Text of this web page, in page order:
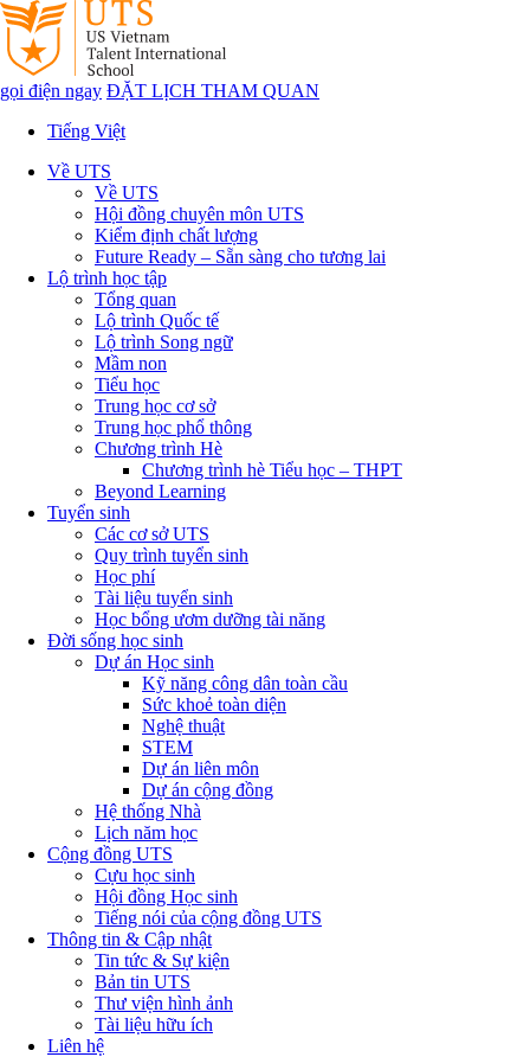
gọi điện ngay ĐẶT LỊCH THAM QUAN
Tiếng Việt
Về UTS
Về UTS
Hội đồng chuyên môn UTS
Kiểm định chất lượng
Future Ready – Sẵn sàng cho tương lai
Lộ trình học tập
Tổng quan
Lộ trình Quốc tế
Lộ trình Song ngữ
Mầm non
Tiểu học
Trung học cơ sở
Trung học phổ thông
Chương trình Hè
Chương trình hè Tiểu học – THPT
Beyond Learning
Tuyển sinh
Các cơ sở UTS
Quy trình tuyển sinh
Học phí
Tài liệu tuyển sinh
Học bổng ươm dưỡng tài năng
Đời sống học sinh
Dự án Học sinh
Kỹ năng công dân toàn cầu
Sức khoẻ toàn diện
Nghệ thuật
STEM
Dự án liên môn
Dự án cộng đồng
Hệ thống Nhà
Lịch năm học
Cộng đồng UTS
Cựu học sinh
Hội đồng Học sinh
Tiếng nói của cộng đồng UTS
Thông tin & Cập nhật
Tin tức & Sự kiện
Bản tin UTS
Thư viện hình ảnh
Tài liệu hữu ích
Liên hệ